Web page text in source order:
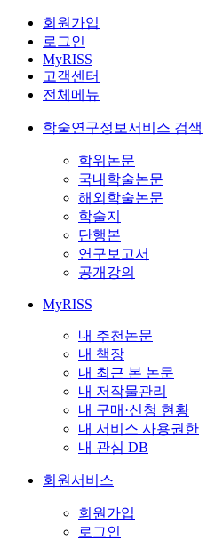
회원가입
로그인
MyRISS
고객센터
전체메뉴
학술연구정보서비스 검색
학위논문
국내학술논문
해외학술논문
학술지
단행본
연구보고서
공개강의
MyRISS
내 추천논문
내 책장
내 최근 본 논문
내 저작물관리
내 구매·신청 현황
내 서비스 사용권한
내 관심 DB
회원서비스
회원가입
로그인